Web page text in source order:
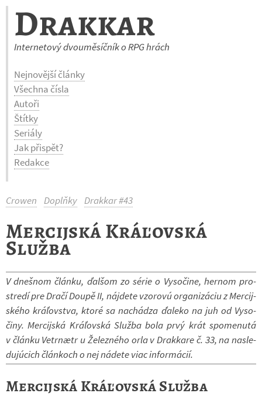
Drakkar
Internetový dvouměsíčník o RPG hrách
Nejnovější články
Všechna čísla
Autoři
Štítky
Seriály
Jak přispět?
Redakce
Crowen Doplňky Drakkar #43
Mercijská Kráľovská
Služba
V dneš­nom článku, ďal­šom zo série o Vy­so­čine, her­nom pro­
stredí pre Dračí Doupě II, ná­jdete vzo­rovú or­ga­ni­zá­ciu z Mer­cij­
ského kráľov­stva, ktoré sa na­chá­dza ďa­leko na juh od Vy­so­
činy. Mer­cij­ská Kráľovská Služba bola prvý krát spo­me­nutá
v článku Vetrnætr u Že­lez­ného orla v Drak­kare č. 33, na na­sle­
duj­úcich člán­koch o nej ná­dete viac in­for­má­cií.
Mercijská Kráľovská Služba